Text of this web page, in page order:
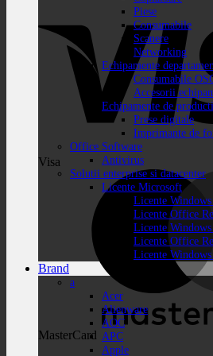
Visa
MasterCard
Piese
Consumabile
Scanere
Networking
Echipamente
Consumabile
Accesorii
Echipamente de
Prese digitale
Imprimante de
Office Software
Antivirus
Solutii enterprise si datacenter
Licente Microsoft
Licente
Licente Office
Licente
Licente Office
Licente
Brand
a
Acer
Alienware
AOC
APC
Apple